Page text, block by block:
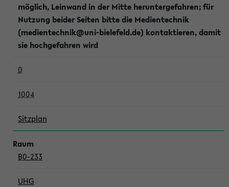
möglich, Leinwand in der Mitte heruntergefahren; für
Nutzung beider Seiten bitte die Medientechnik
(medientechnik@uni-bielefeld.de) kontaktieren, damit
sie hochgefahren wird
0
1004
Sitzplan
B0-233
UHG